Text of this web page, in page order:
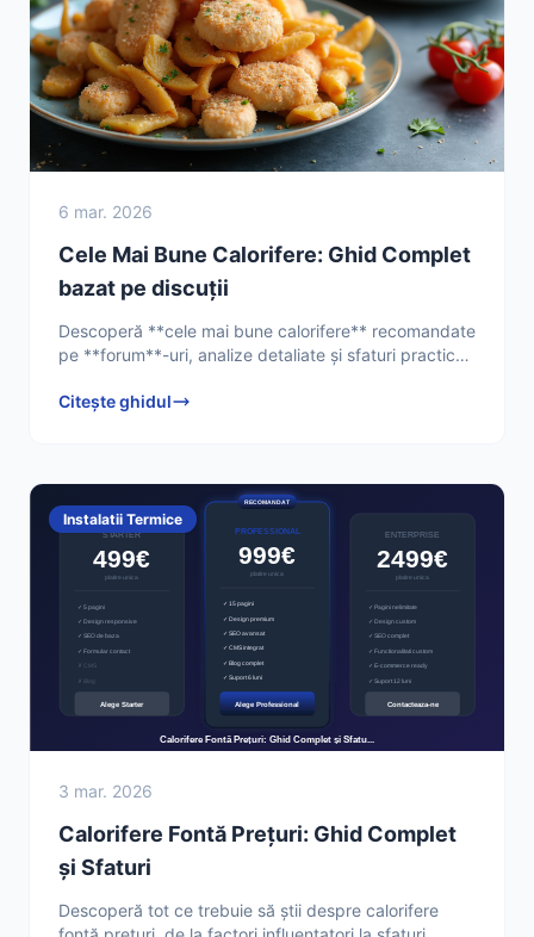
6 mar. 2026
Cele Mai Bune Calorifere: Ghid Complet
bazat pe discuții
Descoperă **cele mai bune calorifere** recomandate
pe **forum**-uri, analize detaliate și sfaturi practice
Citește ghidul
Instalatii Termice
3 mar. 2026
Calorifere Fontă Prețuri: Ghid Complet
și Sfaturi
Descoperă tot ce trebuie să știi despre calorifere